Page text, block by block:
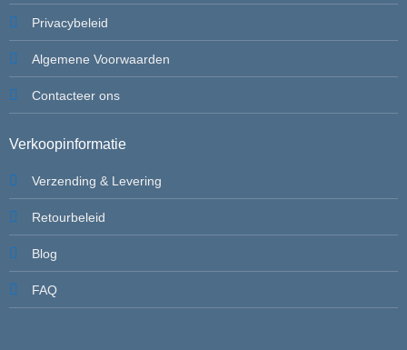
Privacybeleid
Algemene Voorwaarden
Contacteer ons
Verkoopinformatie
Verzending & Levering
Retourbeleid
Blog
FAQ